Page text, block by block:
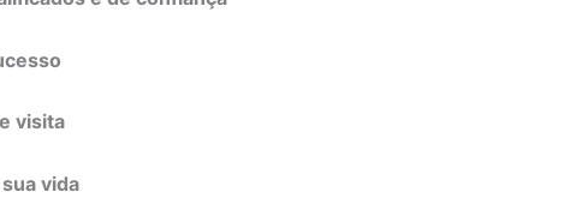
visita
vida